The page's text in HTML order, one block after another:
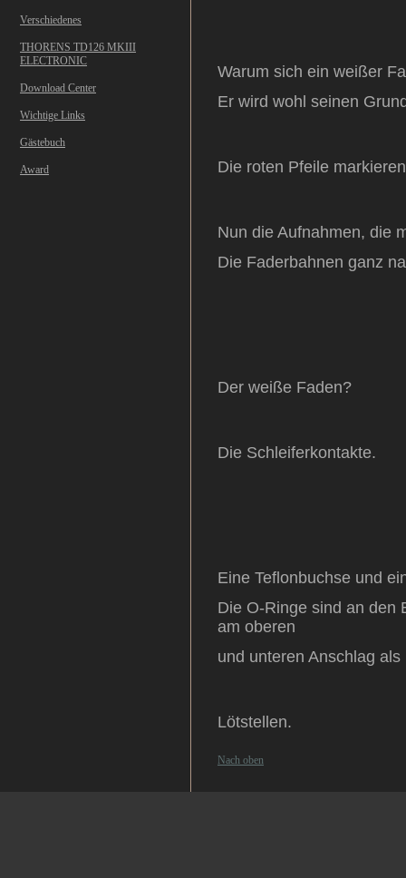
Verschiedenes
THORENS TD126 MKIII
ELECTRONIC
Download Center
Wichtige Links
Gästebuch
Award
Warum sich ein weißer
Er wird wohl seinen
Die roten Pfeile
Nun die Aufnahmen, die
Die Faderbahnen ganz
Der weiße Faden?
Die Schleiferkontakte.
Eine Teflonbuchse und
Die O-Ringe sind an den
am oberen
und unteren Anschlag als
Lötstellen.
Nach oben